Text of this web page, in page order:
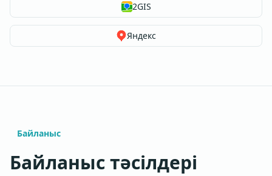
2GIS
Яндекс
Байланыс
Байланыс тәсілдері